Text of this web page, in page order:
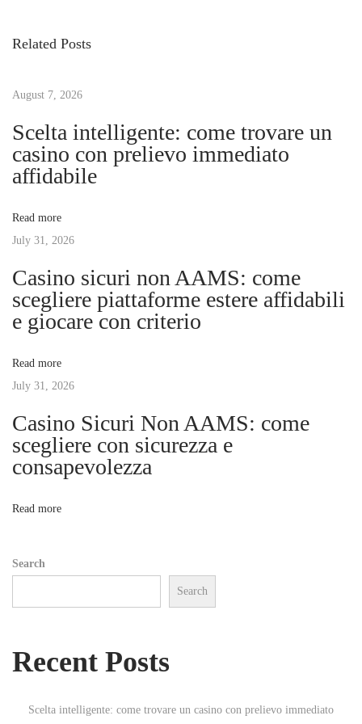
s
n
a
v
i
g
a
t
i
o
n
o
s
o
s
t
l
n
B
o
o
k
e
r
:
W
I
o
Related Posts
August 7, 2026
Scelta intelligente: come trovare un
casino con prelievo immediato
affidabile
Read more
July 31, 2026
Casino sicuri non AAMS: come
scegliere piattaforme estere affidabili
e giocare con criterio
Read more
July 31, 2026
Casino Sicuri Non AAMS: come
scegliere con sicurezza e
consapevolezza
Read more
Search
Search
Recent Posts
Scelta intelligente: come trovare un casino con prelievo immediato